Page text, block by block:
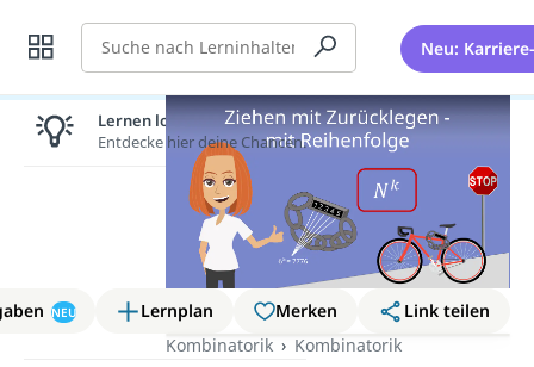
Suche Neu:
NEU Lernplan Merken
Link teilen
Kombinatorik
Kombinatorik
Lernen lohnt sich!
Entdecke hier deine Chancen.